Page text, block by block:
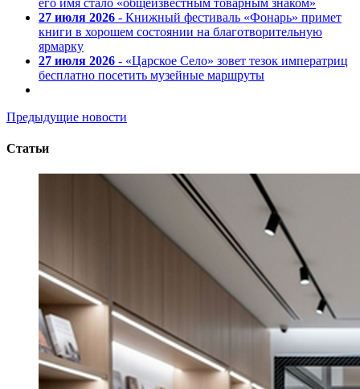
его имя стало «общеизвестным товарным знаком»
27 июля 2026 - Книжный фестиваль «Фонарь» примет
книги в хорошем состоянии на благотворительную
ярмарку
27 июля 2026 - «Царское Село» зовет тезок императриц
бесплатно посетить музейные маршруты
Предыдущие новости
Статьи